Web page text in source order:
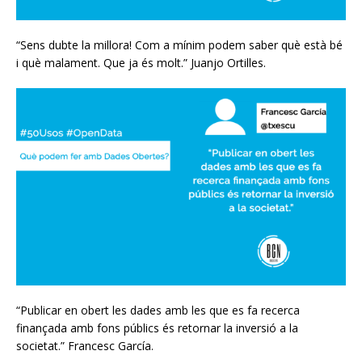
“Sens dubte la millora! Com a mínim podem saber què està bé
i què malament. Que ja és molt.” Juanjo Ortilles.
“Publicar en obert les dades amb les que es fa recerca
finançada amb fons públics és retornar la inversió a la
societat.” Francesc García.